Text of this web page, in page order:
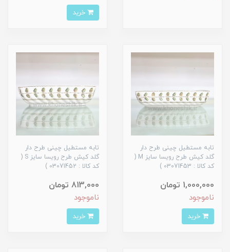
تابه مستطیل چینی طرح دار
گلد کیش طرح رویسا سایز M (
کد کالا : 03071453 )
1,000,000 تومان
ناموجود
تابه مستطیل چینی طرح دار
گلد کیش طرح رویسا سایز S (
کد کالا : 03071452 )
813,000 تومان
ناموجود